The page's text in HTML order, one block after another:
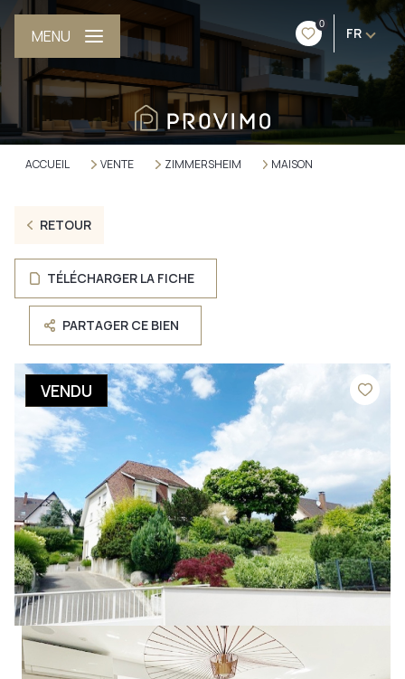
0
FR
MENU
ACCUEIL VENTE ZIMMERSHEIM MAISON
RETOUR
TÉLÉCHARGER LA FICHE
PARTAGER CE BIEN
VENDU